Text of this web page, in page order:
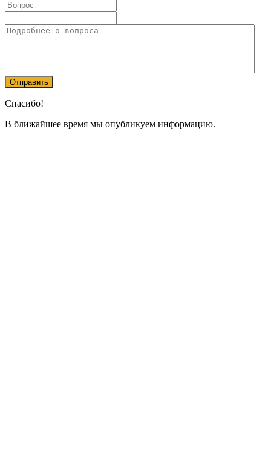
Спасибо!
В ближайшее время мы опубликуем информацию.